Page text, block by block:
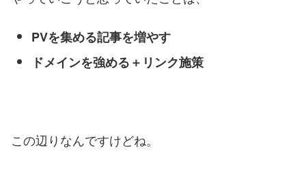
PVを集める記事を増やす
ドメインを強める＋リンク施策
この辺りなんですけどね。